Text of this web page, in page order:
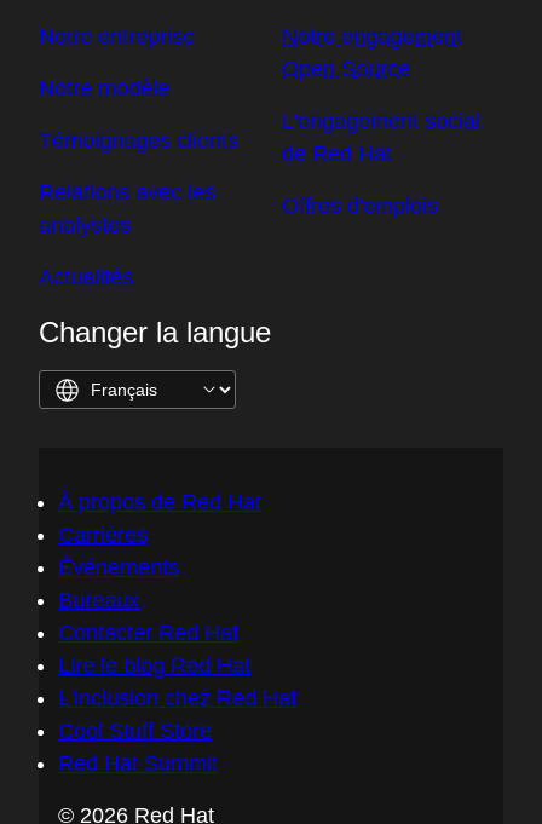
Notre entreprise
Notre modèle
Témoignages clients
Relations avec les
analystes
Actualités
Notre engagement
Open Source
L'engagement social
de Red Hat
Offres d'emplois
Changer la langue
À propos de Red Hat
Carrières
Événements
Bureaux
Contacter Red Hat
Lire le blog Red Hat
L'inclusion chez Red Hat
Cool Stuff Store
Red Hat Summit
© 2026 Red Hat